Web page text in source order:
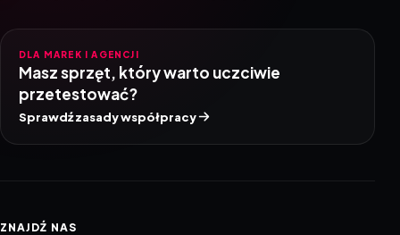
DLA MAREK I AGENCJI
Masz sprzęt, który warto uczciwie
przetestować?
Sprawdź zasady współpracy
ZNAJDŹ NAS